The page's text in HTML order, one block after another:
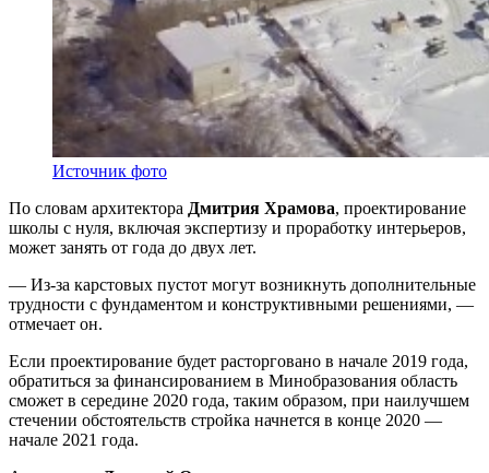
Источник фото
По словам архитектора Дмитрия Храмова, проектирование
школы с нуля, включая экспертизу и проработку интерьеров,
может занять от года до двух лет.
— Из-за карстовых пустот могут возникнуть дополнительные
трудности с фундаментом и конструктивными решениями, —
отмечает он.
Если проектирование будет расторговано в начале 2019 года,
обратиться за финансированием в Минобразования область
сможет в середине 2020 года, таким образом, при наилучшем
стечении обстоятельств стройка начнется в конце 2020 —
начале 2021 года.